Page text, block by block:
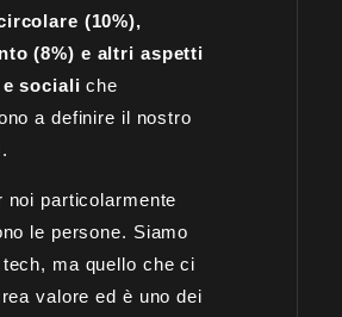
(10%),
(8%) e altri aspetti
sociali che
a definire il nostro
noi particolarmente
le persone. Siamo
tech, ma quello che ci
valore ed è uno dei